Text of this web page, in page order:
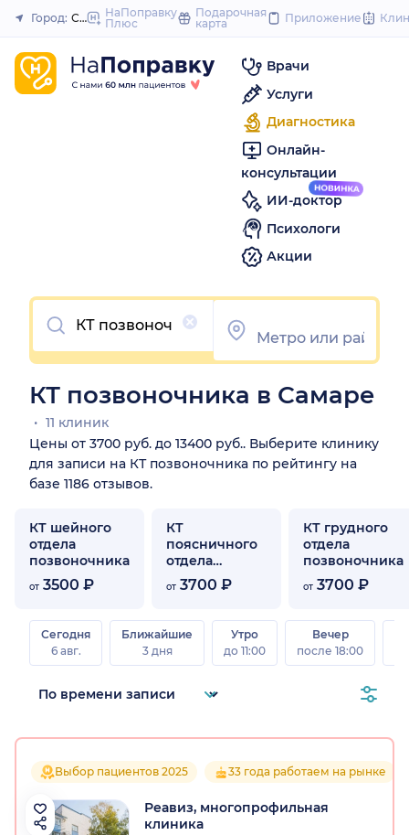
to
Закрыть
Город: СамараНаПоправку
Плюс
Подарочная
карта
Приложение
Врачи
Услуги
Диагностика
Онлайн-
консультации
ИИ-доктор
Психологи
Акции
Очистить
КТ позвоночника в Самаре
11 клиник
Цены от 3700 руб. до 13400 руб.. Выберите клинику
для записи на КТ позвоночника по рейтингу на
базе 1186 отзывов.
КТ шейного
отдела
позвоночника
от 3500 ₽
КТ
поясничного
отдела
позвоночника
от 3700 ₽
КТ грудного
отдела
позвоночника
от 3700 ₽
Сегодня
6 авг.
Ближайшие
3 дня
Утро
до 11:00
Вечер
после 18:00
Выбор пациентов 2025 33 года работаем на рынке
Реавиз, многопрофильная
клиника